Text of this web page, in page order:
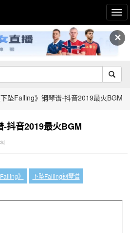
✕
下坠Falling》钢琴谱-抖音2019最火BGM
-抖音2019最火BGM
》 下坠Falling钢琴谱